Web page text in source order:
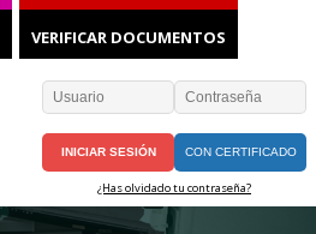
VERIFICAR DOCUMENTOS
CON CERTIFICADO
¿Has olvidado tu contraseña?